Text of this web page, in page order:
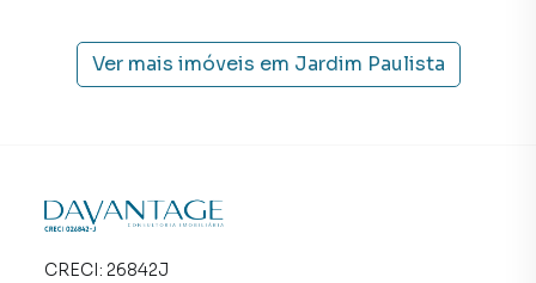
Ver mais imóveis em Jardim Paulista
CRECI: 26842J